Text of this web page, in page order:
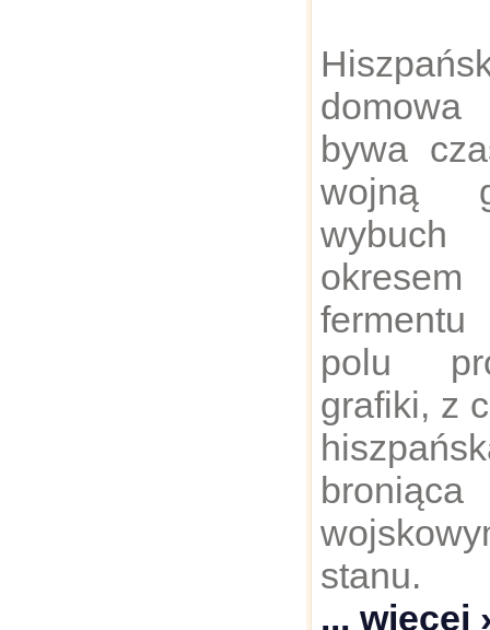
bywa
wojną
polu
grafiki, z
... więcej